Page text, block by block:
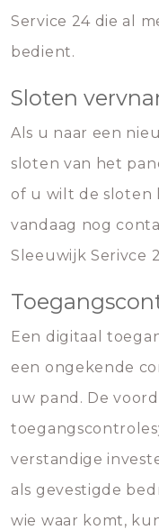
Service 24 die al
bedient.
Sloten
Als u naar een
sloten van het
of u wilt de sloten
vandaag nog
Sleeuwijk Serivce
Een digitaal
een ongekende
uw pand. De
verstandige
als gevestigde
wie waar komt,